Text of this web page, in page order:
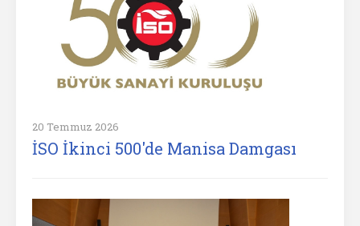
20 Temmuz 2026
İSO İkinci 500'de Manisa Damgası